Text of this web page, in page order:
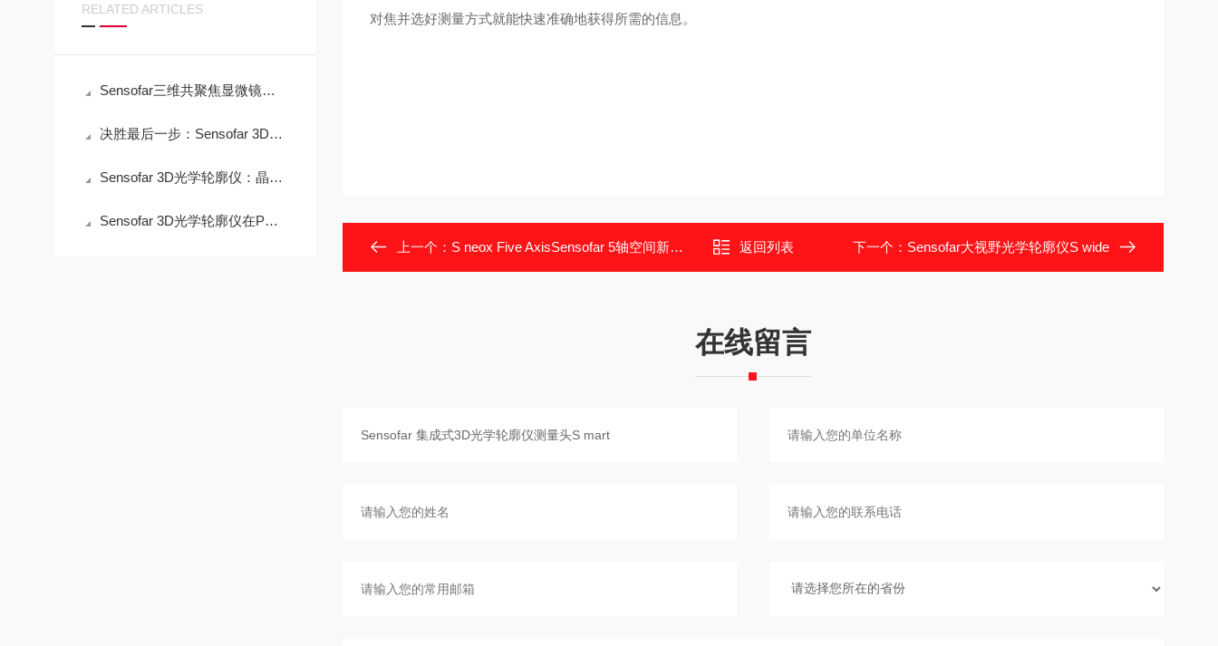
RELATED ARTICLES
Sensofar三维共聚焦显微镜微纳世界的“全能测绘师”
决胜最后一步：Sensofar 3D光学轮廓仪如何为先进封装“微Bump”精准把关
Sensofar 3D光学轮廓仪：晶圆胶与MEMS器件的精密测量利器
Sensofar 3D光学轮廓仪在PCB表面测量中的应用
对焦并选好测量方式就能快速准确地获得所需的信息。
上一个： S neox Five AxisSensofar 5轴空间新型高精度3D测量系统 返回列表 下一个： Sensofar大视野光学轮廓仪S wide
在线留言